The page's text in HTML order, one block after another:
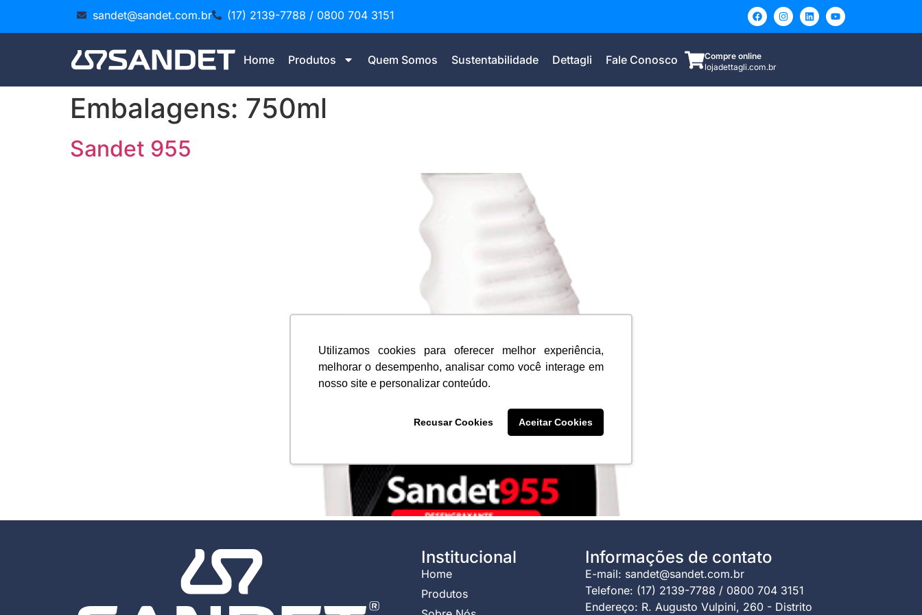
Utilizamos cookies para oferecer melhor experiência,
melhorar o desempenho, analisar como você interage em
nosso site e personalizar conteúdo.
Recusar Cookies Aceitar Cookies
sandet@sandet.com.br (17) 2139-7788 / 0800 704 3151
Home Produtos Quem Somos Sustentabilidade Dettagli Fale Conosco
Compre online
lojadettagli.com.br
Embalagens: 750ml
Sandet 955
Institucional
Home
Produtos
Informações de contato
E-mail: sandet@sandet.com.br
Telefone: (17) 2139-7788 / 0800 704 3151
Endereço: R. Augusto Vulpini, 260 - Distrito